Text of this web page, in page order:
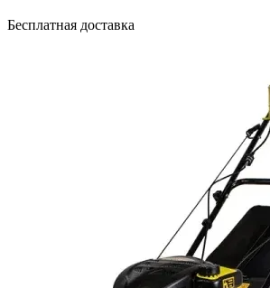
Бесплатная доставка